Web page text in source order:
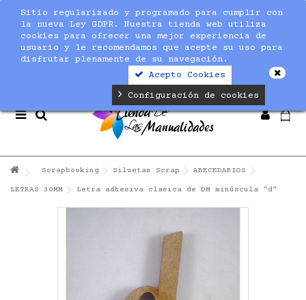
Notice : Undefined index: max_amount in
/home/nuevaltm/public_html/modules/sequracheckout/lib/
on line19
Sitio regularizado y programado para cumplir con
la nueva Ley GDPR. Nuestra tienda web utiliza
cookies para ofrecer una mejor experiencia de
usuario y le recomendamos que acepte su uso para
disfrutar plenamente de su navegación.
Acepto Cookies
Configuración de cookies
Scrapbooking Siluetas Scrap ABECEDARIOS
LETRAS 30MM Letra adhesiva clasica de DM minúscula "d"